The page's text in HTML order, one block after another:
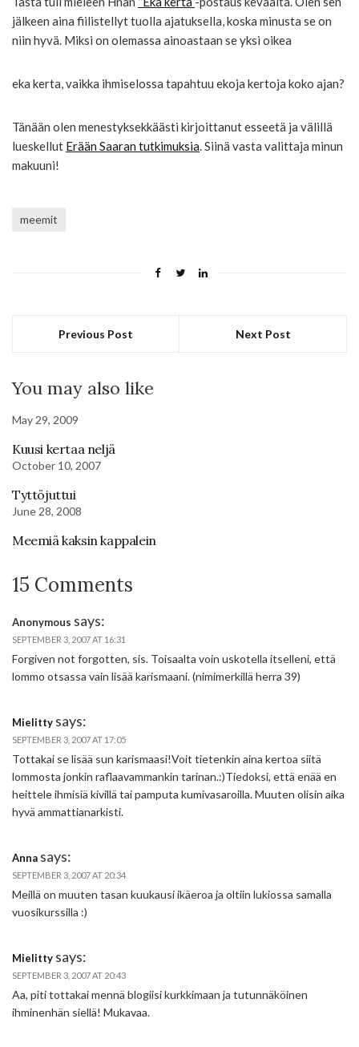
jälkeen aina fiilistellyt tuolla ajatuksella, koska minusta se on
niin hyvä. Miksi on olemassa ainoastaan se yksi oikea
eka kerta, vaikka ihmiselossa tapahtuu ekoja kertoja koko ajan?
Tänään olen menestyksekkäästi kirjoittanut esseetä ja välillä
lueskellut Erään Saaran tutkimuksia. Siinä vasta valittaja minun
makuuni!
meemit
Previous Post Next Post
You may also like
May 29, 2009
Kuusi kertaa neljä
October 10, 2007
Tyttöjuttui
June 28, 2008
Meemiä kaksin kappalein
15 Comments
Anonymous says:
SEPTEMBER 3, 2007 AT 16:31
Forgiven not forgotten, sis. Toisaalta voin uskotella itselleni, että
lommo otsassa vain lisää karismaani. (nimimerkillä herra 39)
Mielitty says:
SEPTEMBER 3, 2007 AT 17:05
Tottakai se lisää sun karismaasi!Voit tietenkin aina kertoa siitä
lommosta jonkin raflaavammankin tarinan.:)Tiedoksi, että enää en
heittele ihmisiä kivillä tai pamputa kumivasaroilla. Muuten olisin aika
hyvä ammattianarkisti.
Anna says:
SEPTEMBER 3, 2007 AT 20:34
Meillä on muuten tasan kuukausi ikäeroa ja oltiin lukiossa samalla
vuosikurssilla :)
Mielitty says:
SEPTEMBER 3, 2007 AT 20:43
Aa, piti tottakai mennä blogiisi kurkkimaan ja tutunnäköinen
ihminenhän siellä! Mukavaa.